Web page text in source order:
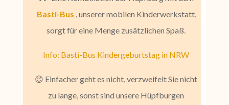
Basti-Bus , unserer mobilen Kinderwerkstatt,
sorgt für eine Menge zusätzlichen Spaß.
Info: Basti-Bus Kindergeburtstag in NRW
😉 Einfacher geht es nicht, verzweifelt Sie nicht
zu lange, sonst sind unsere Hüpfburgen